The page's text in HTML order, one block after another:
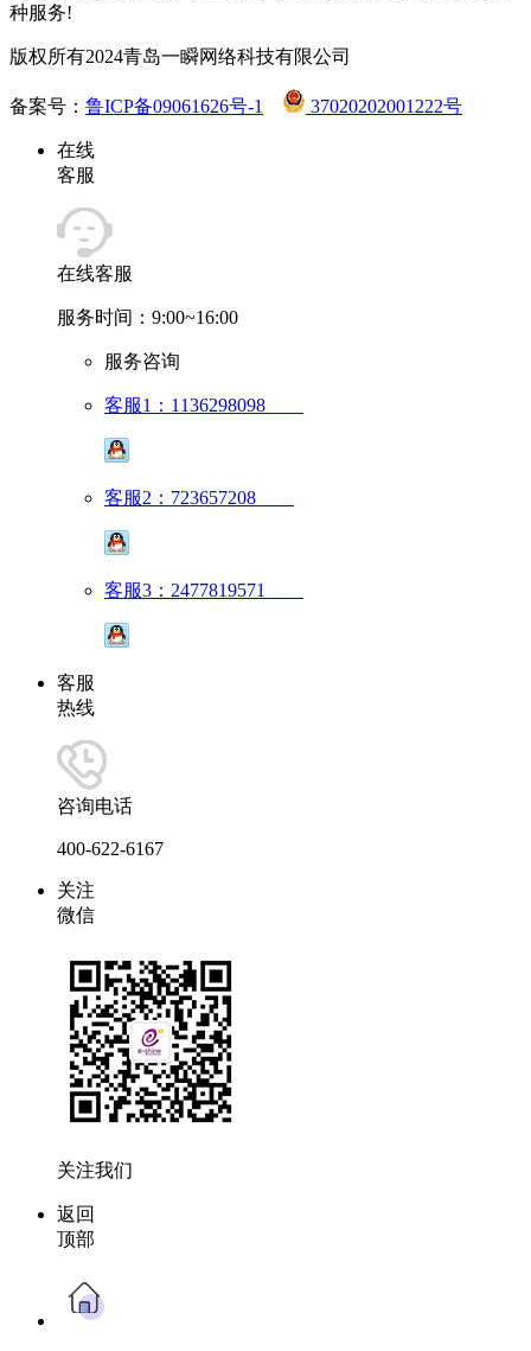
种服务!
版权所有2024青岛一瞬网络科技有限公司
备案号： 鲁ICP备09061626号-1 37020202001222号
在线
客服
在线客服
服务时间：9:00~16:00
服务咨询
客服1：1136298098
客服2：723657208
客服3：2477819571
客服
热线
咨询电话
400-622-6167
关注
微信
关注我们
返回
顶部